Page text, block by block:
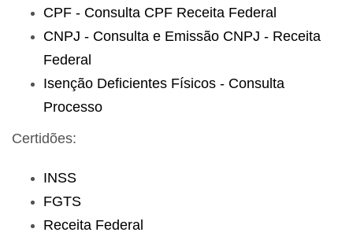
CPF - Consulta CPF Receita Federal
CNPJ - Consulta e Emissão CNPJ - Receita
Federal
Isenção Deficientes Físicos - Consulta
Processo
Certidões:
INSS
FGTS
Receita Federal